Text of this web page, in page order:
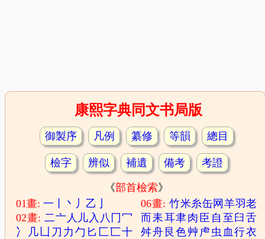
康熙字典同文书局版
御製序 凡例 纂修 等韻 總目
檢字 辨似 補遺 備考 考證
《部首檢索》
01畫:一 丶 丿 乙
02畫:二亠 人 儿入 八 冂冖
冫
几 凵 刀 力 勹 匕 匚匸十
06畫: 竹米糸缶网 羊羽老
而耒耳聿肉 臣 自 至 臼舌
舛舟 艮色艸 虍 虫 血行衣